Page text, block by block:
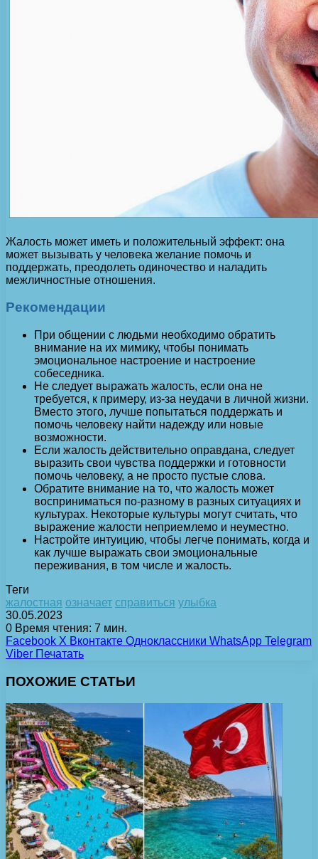
Жалость может иметь и положительный эффект: она
может вызывать у человека желание помочь и
поддержать, преодолеть одиночество и наладить
межличностные отношения.
Рекомендации
При общении с людьми необходимо обратить
внимание на их мимику, чтобы понимать
эмоциональное настроение и настроение
собеседника.
Не следует выражать жалость, если она не
требуется, к примеру, из-за неудачи в личной жизни.
Вместо этого, лучше попытаться поддержать и
помочь человеку найти надежду или новые
возможности.
Если жалость действительно оправдана, следует
выразить свои чувства поддержки и готовности
помочь человеку, а не просто пустые слова.
Обратите внимание на то, что жалость может
восприниматься по-разному в разных ситуациях и
культурах. Некоторые культуры могут считать, что
выражение жалости неприемлемо и неуместно.
Настройте интуицию, чтобы легче понимать, когда и
как лучше выражать свои эмоциональные
переживания, в том числе и жалость.
Теги
жалостная означает справиться улыбка
30.05.2023
0 Время чтения: 7 мин.
Facebook X Вконтакте Одноклассники WhatsApp Telegram
Viber Печатать
ПОХОЖИЕ СТАТЬИ